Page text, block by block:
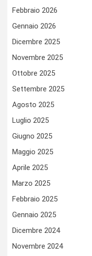
Febbraio 2026
Gennaio 2026
Dicembre 2025
Novembre 2025
Ottobre 2025
Settembre 2025
Agosto 2025
Luglio 2025
Giugno 2025
Maggio 2025
Aprile 2025
Marzo 2025
Febbraio 2025
Gennaio 2025
Dicembre 2024
Novembre 2024